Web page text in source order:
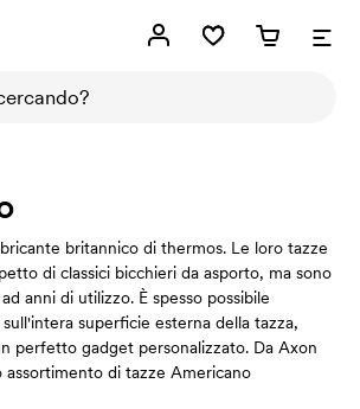
britannico di thermos. Le loro tazze
di classici bicchieri da asporto, ma sono
anni di utilizzo. È spesso possibile
superficie esterna della tazza,
perfetto gadget personalizzato. Da Axon
assortimento di tazze Americano